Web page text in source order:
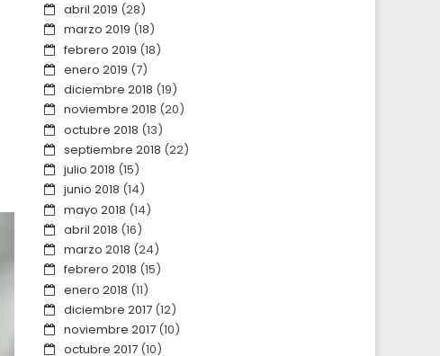
abril 2019 (28)
marzo 2019 (18)
febrero 2019 (18)
enero 2019 (7)
diciembre 2018 (19)
noviembre 2018 (20)
octubre 2018 (13)
septiembre 2018 (22)
julio 2018 (15)
junio 2018 (14)
mayo 2018 (14)
abril 2018 (16)
marzo 2018 (24)
febrero 2018 (15)
enero 2018 (11)
diciembre 2017(12)
noviembre 2017(10)
octubre 2017(10)